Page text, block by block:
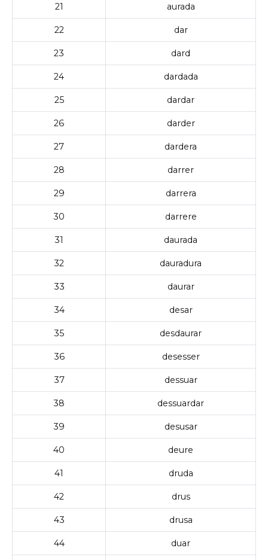
21 aurada
22 dar
23 dard
24 dardada
25 dardar
26 darder
27 dardera
28 darrer
29 darrera
30 darrere
31 daurada
32 dauradura
33 daurar
34 desar
35 desdaurar
36 desesser
37 dessuar
38 dessuardar
39 desusar
40 deure
41 druda
42 drus
43 drusa
44 duar